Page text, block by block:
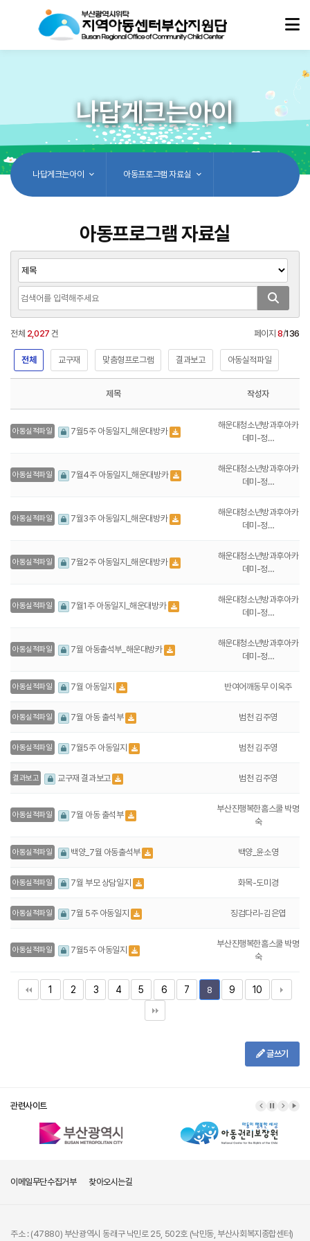
나답게크는아이
나답게크는아이 아동프로그램 자료실
아동프로그램 자료실
전체 2,027 건 페이지 8/136
전체 교구재 맞춤형프로그램 결과보고 아동실적파일
제목 작성자
아동실적파일 7월5주 아동일지_해운대방카
해운대청소년방과후아카
데미-정…
아동실적파일 7월4주 아동일지_해운대방카
해운대청소년방과후아카
데미-정…
아동실적파일 7월3주 아동일지_해운대방카
해운대청소년방과후아카
데미-정…
아동실적파일 7월2주 아동일지_해운대방카
해운대청소년방과후아카
데미-정…
아동실적파일 7월1주 아동일지_해운대방카
해운대청소년방과후아카
데미-정…
아동실적파일 7월 아동출석부_해운대방카
해운대청소년방과후아카
데미-정…
아동실적파일 7월 아동일지 반여어깨동무 이옥주
아동실적파일 7월 아동 출석부 범천 김주영
아동실적파일 7월5주 아동일지 범천 김주영
결과보고 교구재 결과보고 범천 김주영
아동실적파일 7월 아동 출석부
부산진행복한홈스쿨 박명
숙
아동실적파일 백양_7월 아동출석부 백양_윤소영
아동실적파일 7월 부모 상담일지 화목-도미경
아동실적파일 7월 5주 아동일지 징검다리-김은엽
아동실적파일 7월5주 아동일지
부산진행복한홈스쿨 박명
숙
1 2 3 4 5 6 7 8 9 10
글쓰기
관련사이트
이메일무단수집거부 찾아오시는길
주소 : (47880) 부산광역시 동래구 낙민로 25, 502호 (낙민동, 부산사회복지종합센터)